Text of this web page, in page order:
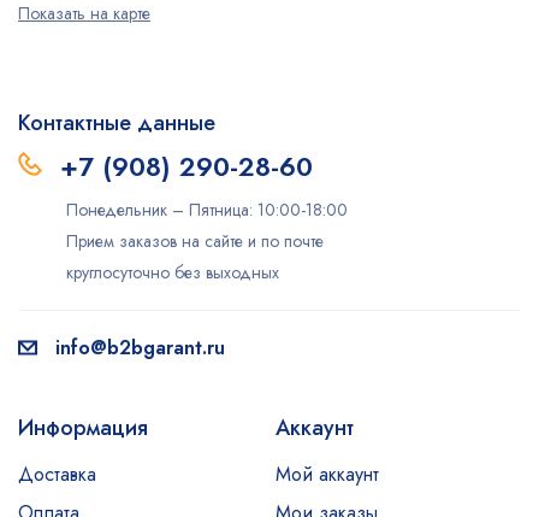
Показать на карте
Контактные данные
+7 (908) 290-28-60
Понедельник – Пятница: 10:00-18:00
Прием заказов на сайте и по почте
круглосуточно без выходных
info@b2bgarant.ru
Информация
Доставка
Аккаунт
Мой аккаунт